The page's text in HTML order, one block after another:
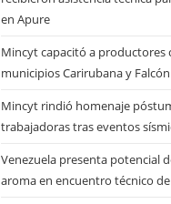
en Apure
Mincyt capacitó a productores
municipios Carirubana y Falcón
Mincyt rindió homenaje
trabajadoras tras eventos
Venezuela presenta potencial
aroma en encuentro técnico de